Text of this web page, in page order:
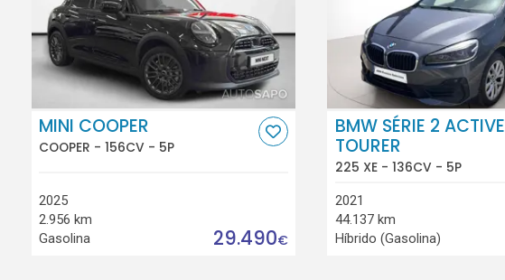
MINI COOPER
COOPER - 156CV - 5P
2025
2.956 km
Gasolina
29.490€
BMW SÉRIE 2 ACTIVE
TOURER
225 XE - 136CV - 5P
2021
44.137 km
Híbrido (Gasolina)